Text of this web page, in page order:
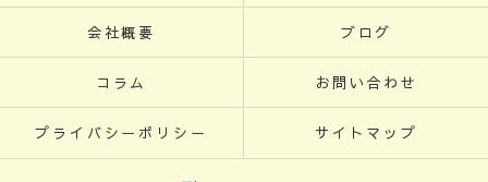
会社概要 ブログ
コラム お問い合わせ
プライバシーポリシー サイトマップ